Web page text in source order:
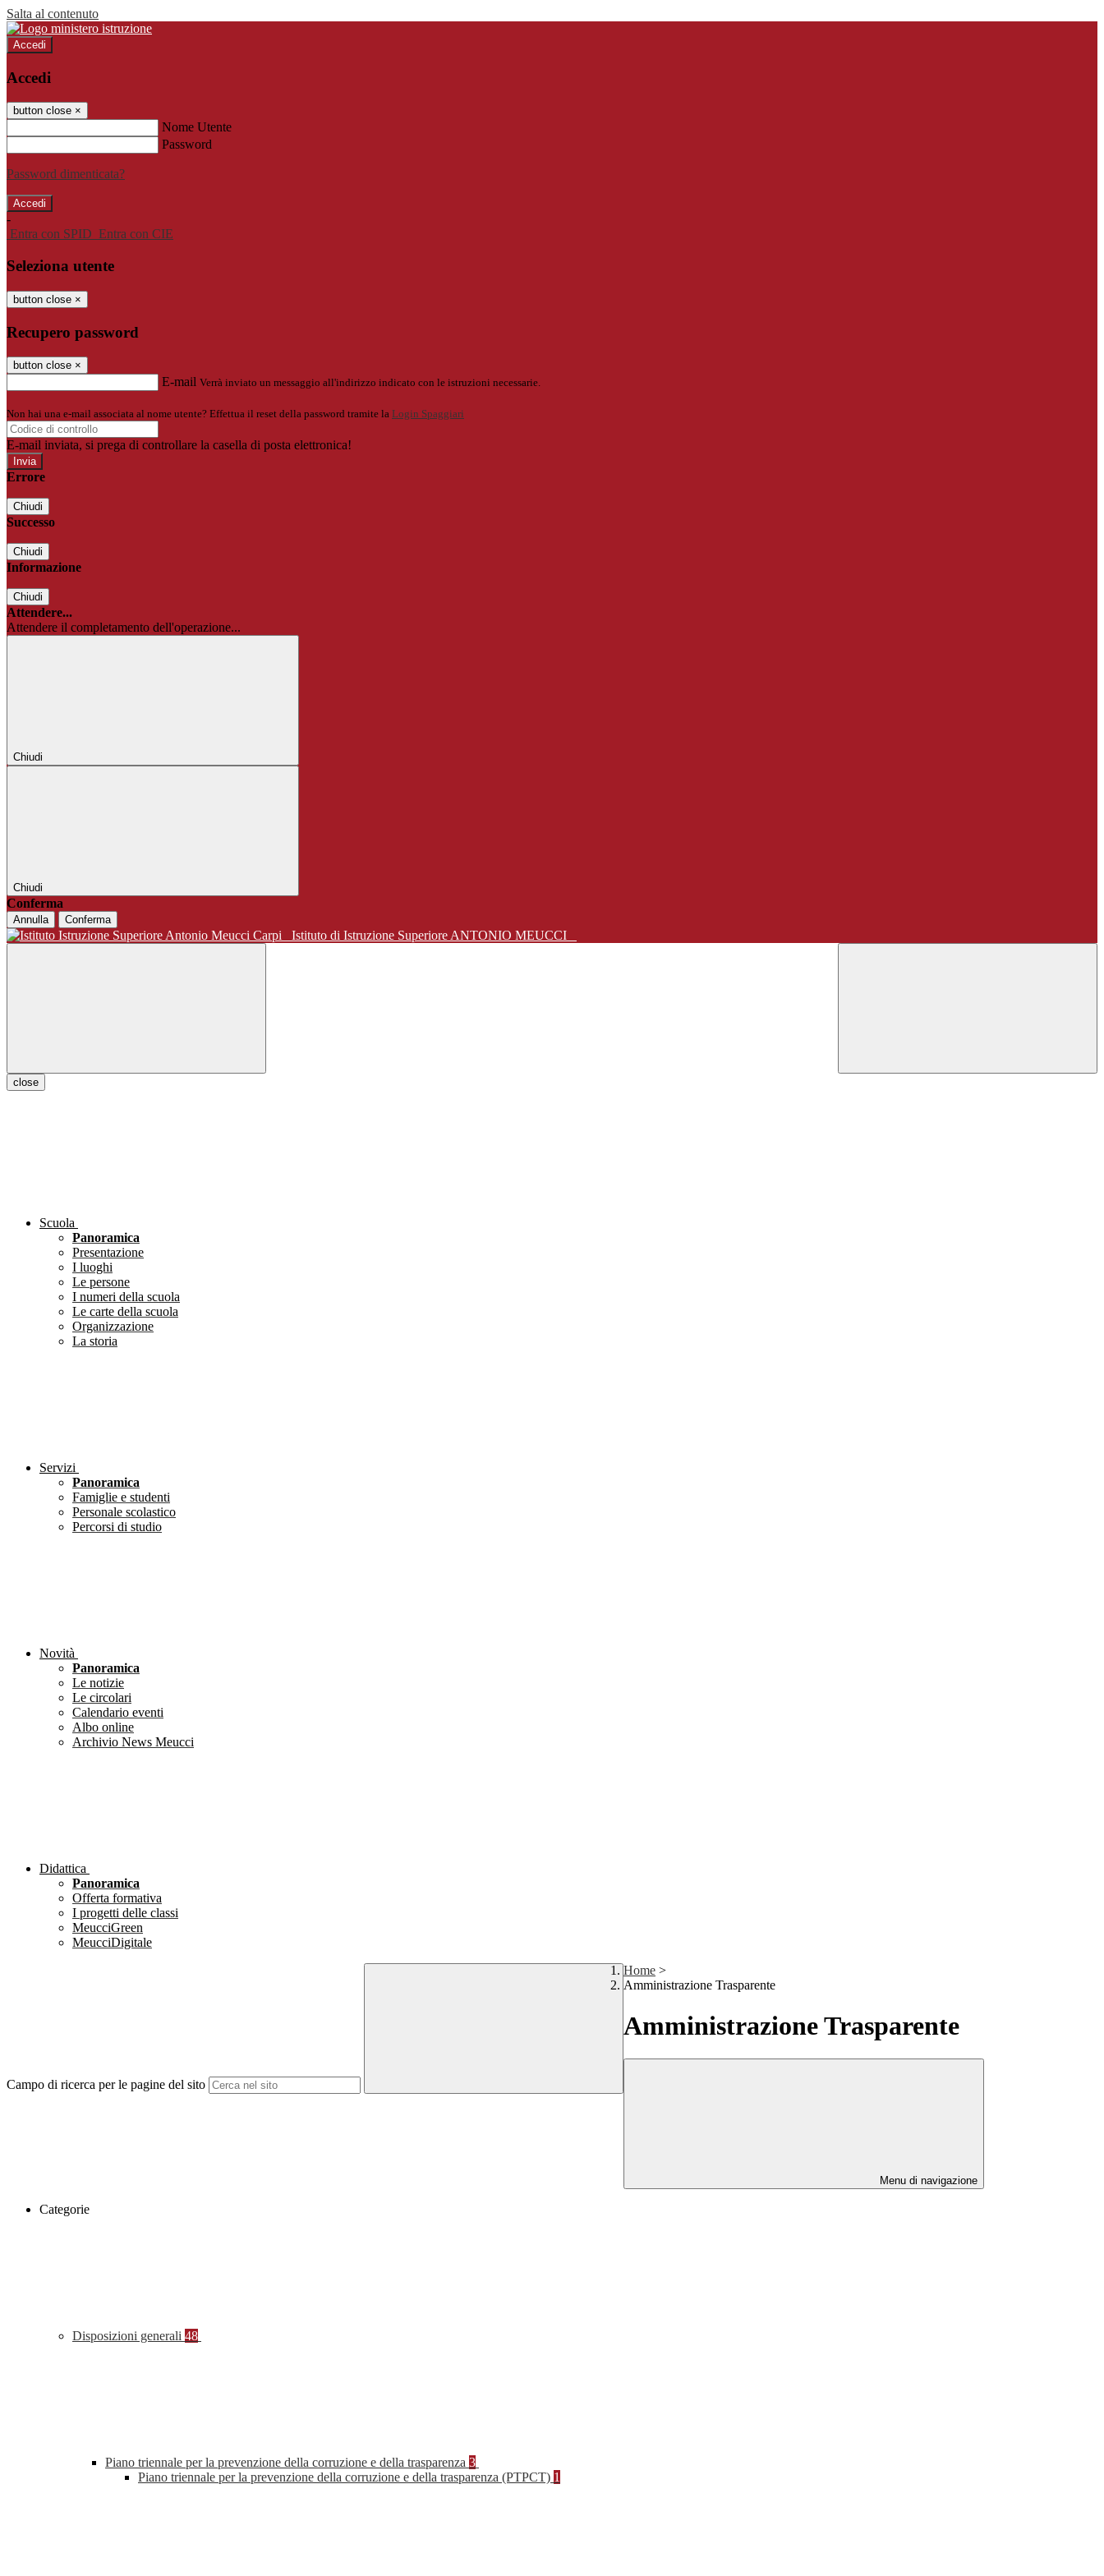
Salta al contenuto
Accedi
Accedi
button close ×
Nome Utente
Password
Password dimenticata?
-
Entra con SPID Entra con CIE
Seleziona utente
button close ×
Recupero password
button close ×
E-mail Verrà inviato un messaggio all'indirizzo indicato con le istruzioni necessarie.
Non hai una e-mail associata al nome utente? Effettua il reset della password tramite la Login Spaggiari
E-mail inviata, si prega di controllare la casella di posta elettronica!
Errore
Chiudi
Successo
Chiudi
Informazione
Chiudi
Attendere...
Attendere il completamento dell'operazione...
Chiudi
Chiudi
Conferma
Annulla Conferma
Istituto di Istruzione Superiore ANTONIO MEUCCI
close
Scuola
Panoramica
Presentazione
I luoghi
Le persone
I numeri della scuola
Le carte della scuola
Organizzazione
La storia
Servizi
Panoramica
Famiglie e studenti
Personale scolastico
Percorsi di studio
Novità
Panoramica
Le notizie
Le circolari
Calendario eventi
Albo online
Archivio News Meucci
Didattica
Panoramica
Offerta formativa
I progetti delle classi
MeucciGreen
MeucciDigitale
Campo di ricerca per le pagine del sito
Home >
Amministrazione Trasparente
Amministrazione Trasparente
Menu di navigazione
Categorie
Disposizioni generali 48
Piano triennale per la prevenzione della corruzione e della trasparenza 3
Piano triennale per la prevenzione della corruzione e della trasparenza (PTPCT) 1